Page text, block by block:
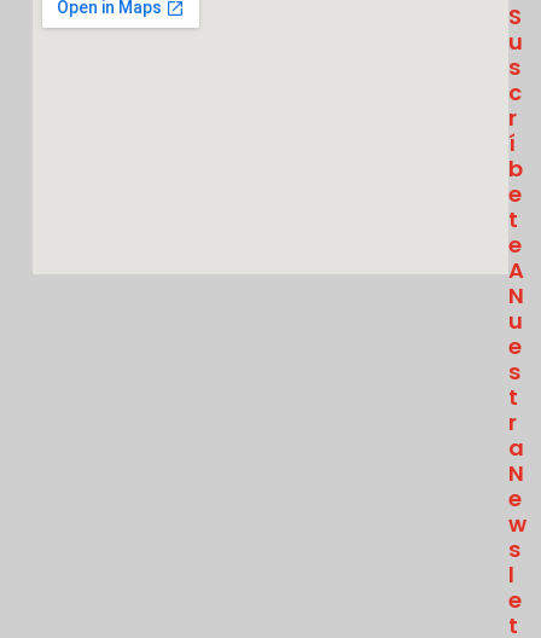
S
U
S
C
R
Í
B
E
T
E
A
N
U
E
S
T
R
A
N
E
W
S
L
E
T